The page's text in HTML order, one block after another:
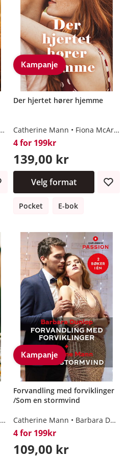
Nora Roberts
Kampanje
Der hjertet hører hjemme
Catherine Mann Fiona McArthur
4 for 199kr
139,00 kr
Velg format
Pocket E-bok
Nora Roberts
Kampanje
Forvandling med forviklinger
/Som en stormvind
Catherine Mann Barbara Dunlop
4 for 199kr
109,00 kr